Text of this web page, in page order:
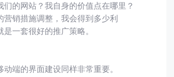
的网站？我自身的价值点在哪里？
销措施调整，我会得到多少利
一套很好的推广策略。
端的界面建设同样非常重要。